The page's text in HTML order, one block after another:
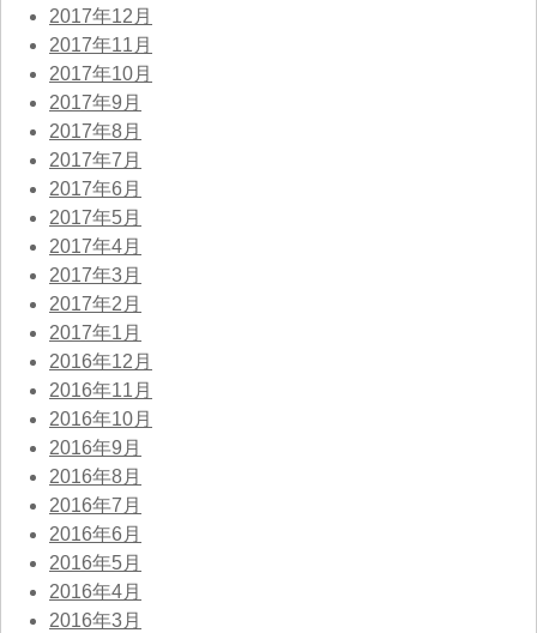
2017年12月
2017年11月
2017年10月
2017年9月
2017年8月
2017年7月
2017年6月
2017年5月
2017年4月
2017年3月
2017年2月
2017年1月
2016年12月
2016年11月
2016年10月
2016年9月
2016年8月
2016年7月
2016年6月
2016年5月
2016年4月
2016年3月